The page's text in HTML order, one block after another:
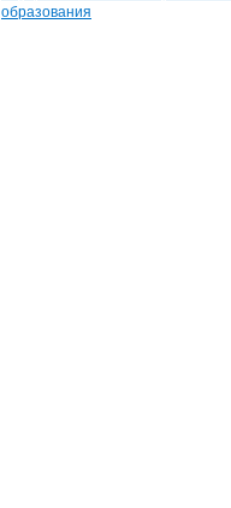
образования